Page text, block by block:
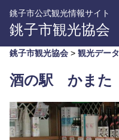
銚子市公式観光情報サイト
銚子市観光協会
銚子市観光協会 > 観光データ
酒の駅 かまた